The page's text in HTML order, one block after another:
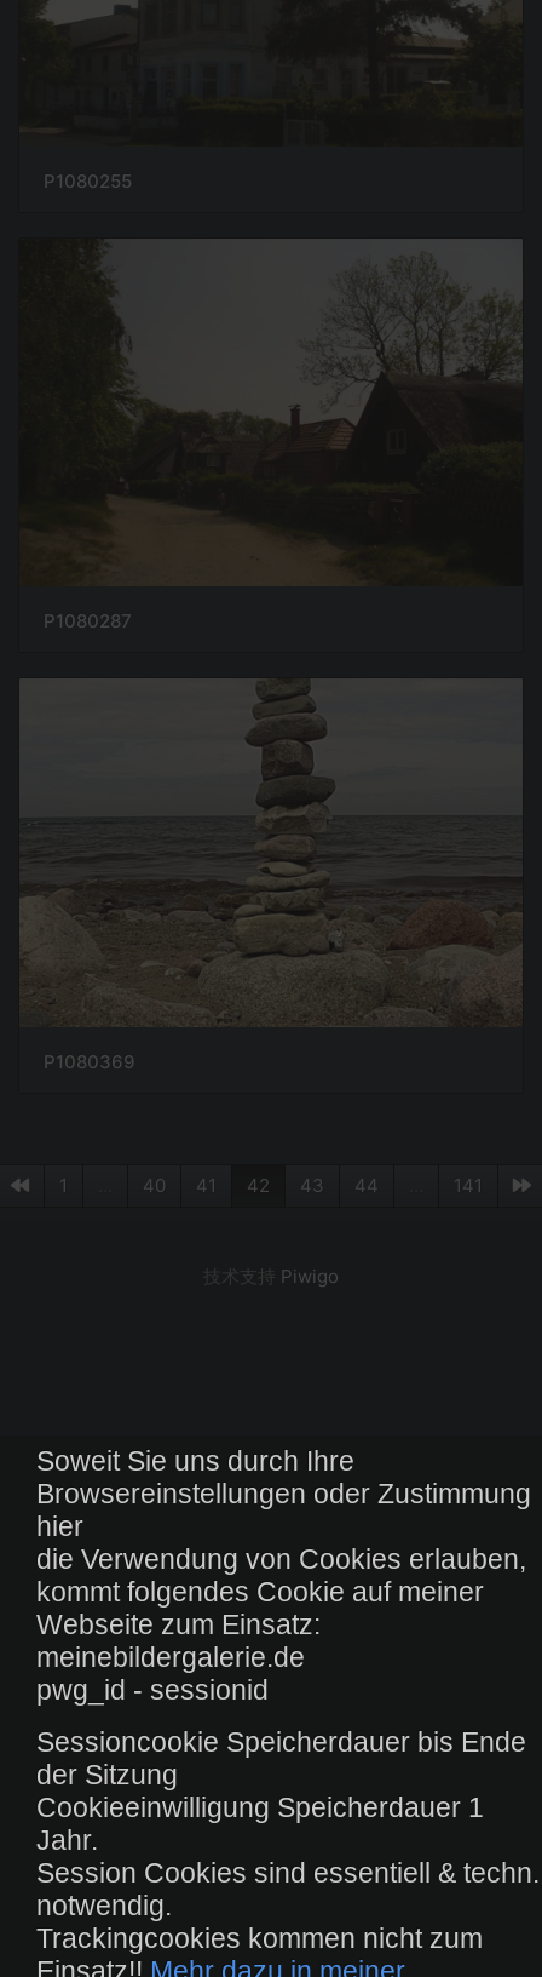
Soweit Sie uns durch Ihre
Browsereinstellungen oder Zustimmung
hier
die Verwendung von Cookies erlauben,
kommt folgendes Cookie auf meiner
Webseite zum Einsatz:
meinebildergalerie.de
pwg_id - sessionid
Sessioncookie Speicherdauer bis Ende
der Sitzung
Cookieeinwilligung Speicherdauer 1
Jahr.
Session Cookies sind essentiell & techn.
notwendig.
Trackingcookies kommen nicht zum
P1080255
P1080287
P1080369
1 40 41 42 43 44 141
技术支持 Piwigo